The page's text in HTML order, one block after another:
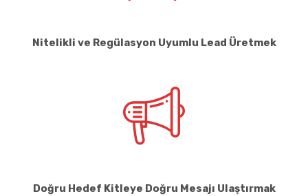
Nitelikli ve Regülasyon Uyumlu Lead Üretmek
Doğru Hedef Kitleye Doğru Mesajı Ulaştırmak